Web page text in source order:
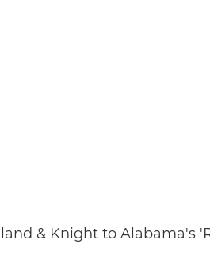
& Knight to Alabama's